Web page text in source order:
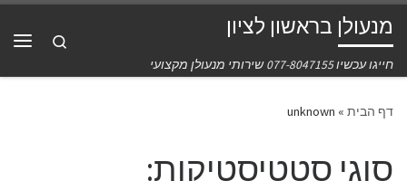
מנעולן בראשון לציון
חייגו עכשיו 077-8047155 שירותי מנעולן מקצועי
Search
דף הבית »
unknown
סוגי סטטיסטיקות: